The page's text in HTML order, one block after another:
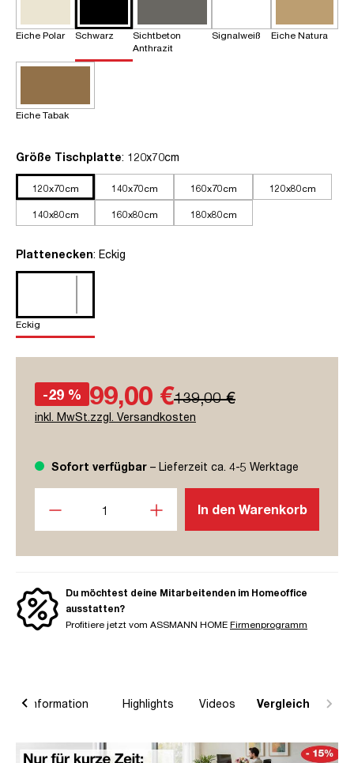
Eiche Polar Schwarz
Sichtbeton
Anthrazit
Signalweiß Eiche Natura
Eiche Tabak
Größe Tischplatteauswählen
: 120x70cm
120x70cm 140x70cm 160x70cm 120x80cm
140x80cm 160x80cm 180x80cm
Platteneckenauswählen
: Eckig
Eckig
-29 % 99,00 €139,00 €
inkl. MwSt.zzgl. Versandkosten
Sofort verfügbar – Lieferzeit ca. 4-5 Werktage
In den Warenkorb
Du möchtest deine Mitarbeitenden im Homeoffice
ausstatten?
Profitiere jetzt vom ASSMANN HOME Firmenprogramm
Highlights Videos Vergleich